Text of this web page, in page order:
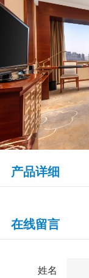
产品详细
在线留言
姓名